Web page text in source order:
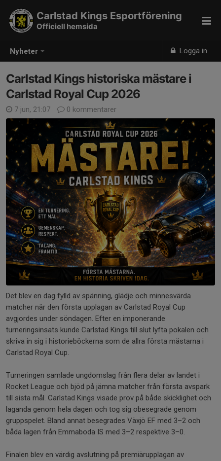
Nyheter Logga in
Carlstad Kings Esportförening
Officiell hemsida
Carlstad Kings historiska mästare i
Carlstad Royal Cup 2026
7 jun, 21:07 0 kommentarer
Det blev en dag fylld av spänning, glädje och minnesvärda
matcher när den första upplagan av Carlstad Royal Cup
avgjordes under söndagen. Efter en imponerande
turneringsinsats kunde Carlstad Kings till slut lyfta pokalen och
skriva in sig i historieböckerna som de allra första mästarna i
Carlstad Royal Cup.
Turneringen samlade ungdomslag från flera delar av landet i
Rocket League och bjöd på jämna matcher från första avspark
till sista mål. Carlstad Kings visade prov på både skicklighet och
laganda genom hela dagen och tog sig obesegrade genom
gruppspelet. Bland annat besegrades Växjö EF med 3–2 och
båda lagen från Emmaboda IS med 3–2 respektive 3–0.
Finalen blev en värdig avslutning på premiärupplagan av